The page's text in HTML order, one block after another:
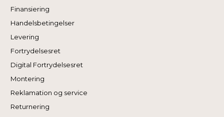
Finansiering
Handelsbetingelser
Levering
Fortrydelsesret
Digital Fortrydelsesret
Montering
Reklamation og service
Returnering